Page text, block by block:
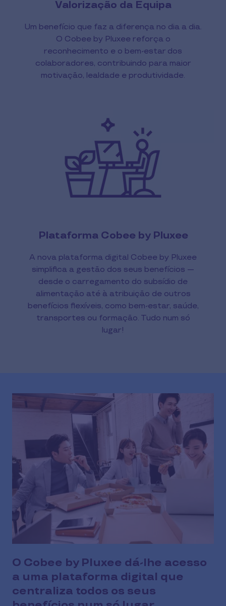
Valorização da Equipa
Um benefício que faz a diferença no dia a dia.
O Cobee by Pluxee reforça o
reconhecimento e o bem-estar dos
colaboradores, contribuindo para maior
motivação, lealdade e produtividade.
Plataforma Cobee by Pluxee
A nova plataforma digital Cobee by Pluxee
simplifica a gestão dos seus benefícios —
desde o carregamento do subsídio de
alimentação até à atribuição de outros
benefícios flexíveis, como bem-estar, saúde,
transportes ou formação. Tudo num só
lugar!
O Cobee by Pluxee dá-lhe acesso
a uma plataforma digital que
centraliza todos os seus